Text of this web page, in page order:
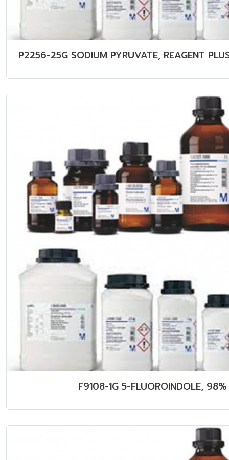
P2256-25G SODIUM PYRUVATE, REAGENT
F9108-1G 5-FLUOROINDOLE, 98%